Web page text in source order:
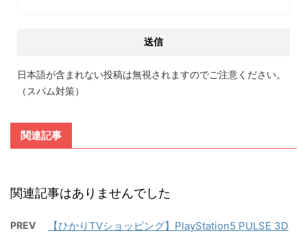
日本語が含まれない投稿は無視されますのでご注意ください。
（スパム対策）
関連記事
関連記事はありませんでした
PREV
【ひかりTVショッピング】PlayStation5 PULSE 3D